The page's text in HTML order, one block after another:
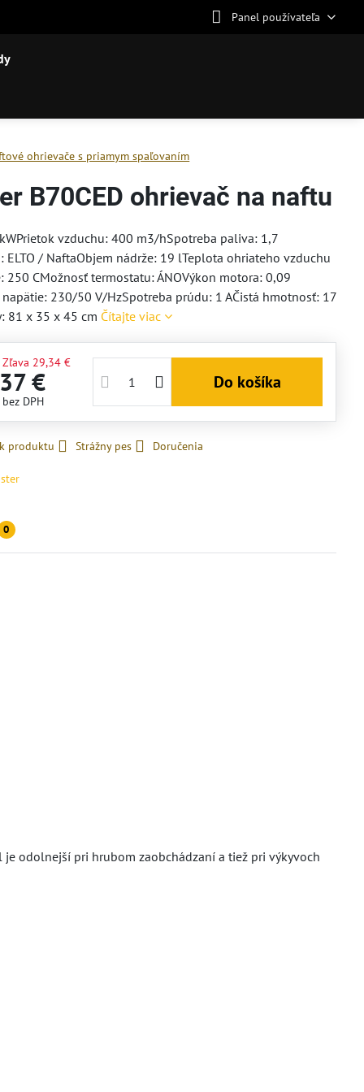
Panel používateľa
ohrievače s priamym spaľovaním
B70CED ohrievač na naftu
vzduchu: 400 m3/hSpotreba paliva: 1,7
ELTO / NaftaObjem nádrže: 19 lTeplota ohriateho vzduchu
250 CMožnosť termostatu: ÁNOVýkon motora: 0,09
napätie: 230/50 V/HzSpotreba prúdu: 1 AČistá hmotnosť: 17
81 x 35 x 45 cm Čítajte viac
Zľava 29,34 €
€
bez DPH
Do košíka
produktu Strážny pes Doručenia
0
odolnejší pri hrubom zaobchádzaní a tiež pri výkyvoch